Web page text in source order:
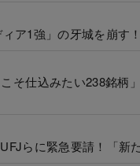
ア1強」の牙城を崩す
そ仕込みたい238銘柄
らに緊急要請！「新